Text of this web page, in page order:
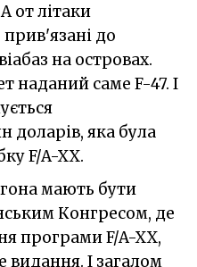
от літаки
до
на островах.
наданий саме F-47. І
доларів, яка була
F/A-XX.
мають бути
Конгресом, де
програми F/A-XX,
видання. І загалом